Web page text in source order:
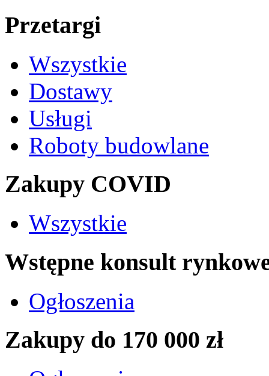
Przetargi
Wszystkie
Dostawy
Usługi
Roboty budowlane
Zakupy COVID
Wszystkie
Wstępne konsult
Ogłoszenia
Zakupy do 170 000 zł